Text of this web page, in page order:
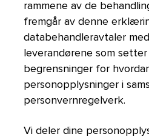
rammene av de
fremgår av denne
databehandleravtaler
leverandørene som
begrensninger for
personopplysninger i
personvernregelverk.
Vi deler dine